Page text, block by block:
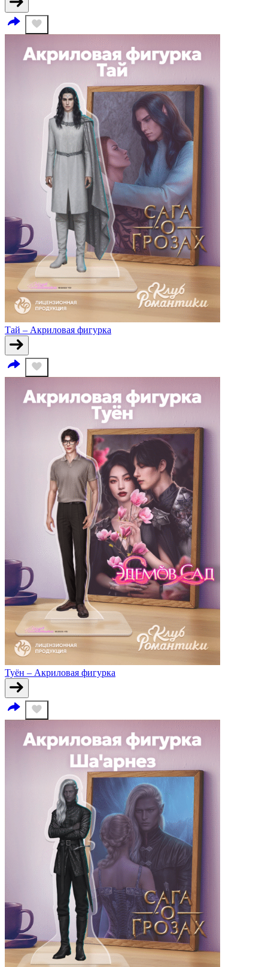
Тай – Акриловая фигурка
Туён – Акриловая фигурка